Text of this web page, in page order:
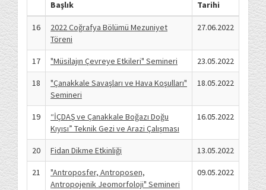
Başlık
Tarihi
16
2022 Coğrafya Bölümü Mezuniyet
Töreni
27.06.2022
17 "Müsilajın Çevreye Etkileri" Semineri 23.05.2022
18
"Çanakkale Savaşları ve Hava Koşulları"
Semineri
18.05.2022
19
“İÇDAŞ ve Çanakkale Boğazı Doğu
Kıyısı” Teknik Gezi ve Arazi Çalışması
16.05.2022
20 Fidan Dikme Etkinliği 13.05.2022
21
"Antroposfer, Antroposen,
Antropojenik Jeomorfoloji" Semineri
09.05.2022